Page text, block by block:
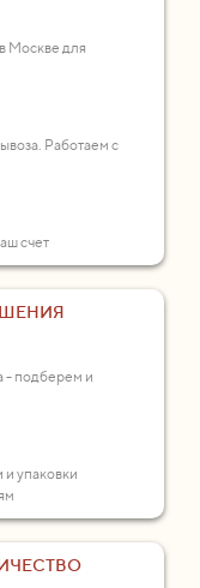
Москве для
Работаем с
счет
- подберем и
упаковки